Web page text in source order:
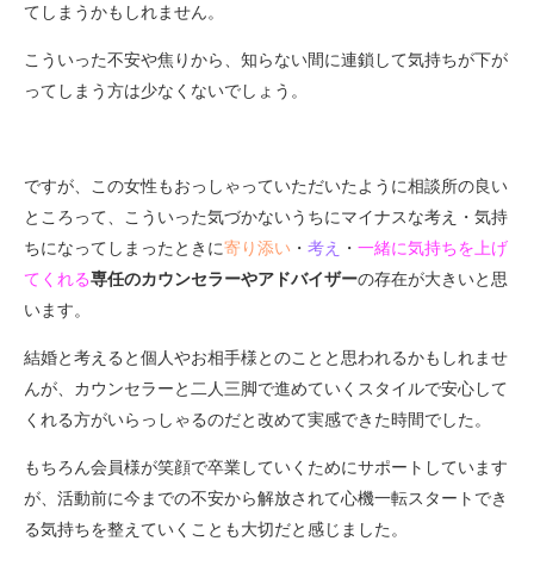
てしまうかもしれません。
こういった不安や焦りから、知らない間に連鎖して気持ちが下が
ってしまう方は少なくないでしょう。
ですが、この女性もおっしゃっていただいたように相談所の良い
ところって、こういった気づかないうちにマイナスな考え・気持
ちになってしまったときに寄り添い ・ 考え ・ 一緒に気持ちを上げ
てくれる専任のカウンセラーやアドバイザーの存在が大きいと思
います。
結婚と考えると個人やお相手様とのことと思われるかもしれませ
んが、カウンセラーと二人三脚で進めていくスタイルで安心して
くれる方がいらっしゃるのだと改めて実感できた時間でした。
もちろん会員様が笑顔で卒業していくためにサポートしています
が、活動前に今までの不安から解放されて心機一転スタートでき
る気持ちを整えていくことも大切だと感じました。